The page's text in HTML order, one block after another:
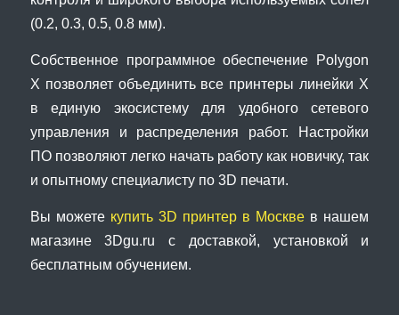
(0.2, 0.3, 0.5, 0.8 мм).
Собственное программное обеспечение Polygon
X позволяет объединить все принтеры линейки X
в единую экосистему для удобного сетевого
управления и распределения работ. Настройки
ПО позволяют легко начать работу как новичку, так
и опытному специалисту по 3D печати.
Вы можете купить 3D принтер в Москве в нашем
магазине 3Dgu.ru с доставкой, установкой и
бесплатным обучением.